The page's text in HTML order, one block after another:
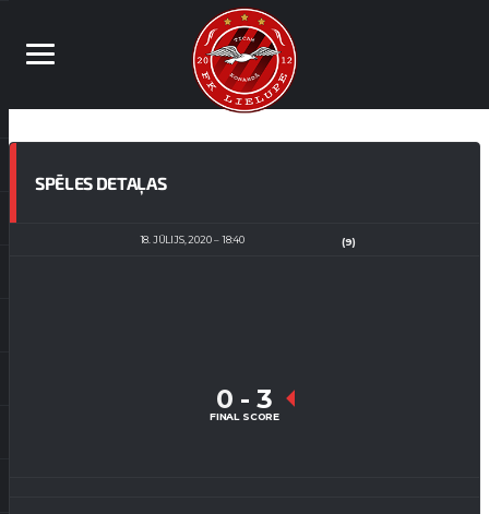
SPĒLES DETAĻAS
18. JŪLIJS, 2020 18:40 (9)
0 - 3
FINAL SCORE